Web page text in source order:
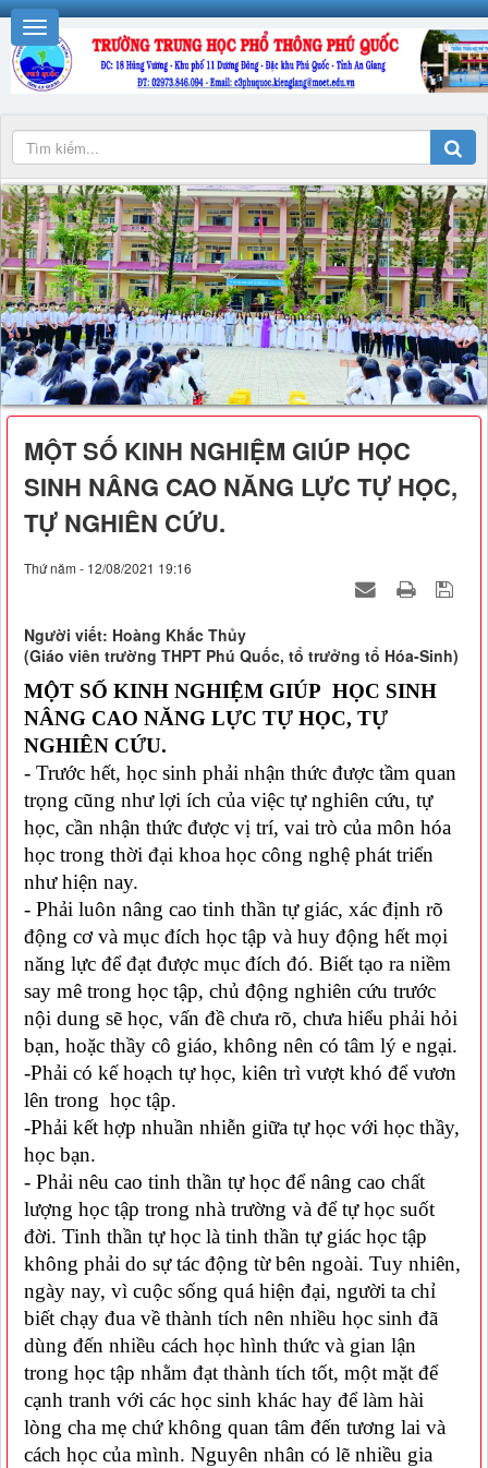
MỘT SỐ KINH NGHIỆM GIÚP HỌC
SINH NÂNG CAO NĂNG LỰC TỰ HỌC,
TỰ NGHIÊN CỨU.
Thứ năm - 12/08/2021 19:16
Người viết: Hoàng Khắc Thủy
(Giáo viên trường THPT Phú Quốc, tổ trưởng tổ Hóa-Sinh)
MỘT SỐ KINH NGHIỆM GIÚP HỌC SINH
NÂNG CAO NĂNG LỰC TỰ HỌC, TỰ
NGHIÊN CỨU.
- Trước hết, học sinh phải nhận thức được tầm quan
trọng cũng như lợi ích của việc tự nghiên cứu, tự
học, cần nhận thức được vị trí, vai trò của môn hóa
học trong thời đại khoa học công nghệ phát triển
như hiện nay.
- Phải luôn nâng cao tinh thần tự giác, xác định rõ
động cơ và mục đích học tập và huy động hết mọi
năng lực để đạt được mục đích đó. Biết tạo ra niềm
say mê trong học tập, chủ động nghiên cứu trước
nội dung sẽ học, vấn đề chưa rõ, chưa hiểu phải hỏi
bạn, hoặc thầy cô giáo, không nên có tâm lý e ngại.
-Phải có kế hoạch tự học, kiên trì vượt khó để vươn
lên trong học tập.
-Phải kết hợp nhuần nhiễn giữa tự học với học thầy,
học bạn.
- Phải nêu cao tinh thần tự học để nâng cao chất
lượng học tập trong nhà trường và để tự học suốt
đời. Tinh thần tự học là tinh thần tự giác học tập
không phải do sự tác động từ bên ngoài. Tuy nhiên,
ngày nay, vì cuộc sống quá hiện đại, người ta chỉ
biết chạy đua về thành tích nên nhiều học sinh đã
dùng đến nhiều cách học hình thức và gian lận
trong học tập nhằm đạt thành tích tốt, một mặt để
cạnh tranh với các học sinh khác hay để làm hài
lòng cha mẹ chứ không quan tâm đến tương lai và
cách học của mình. Nguyên nhân có lẽ nhiều gia